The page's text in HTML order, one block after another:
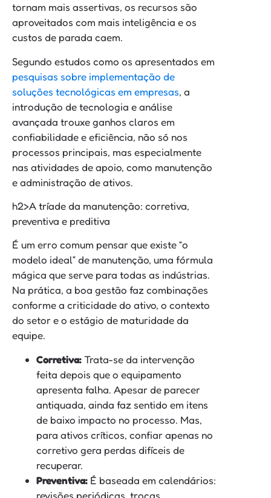
tornam mais assertivas, os recursos são
aproveitados com mais inteligência e os
custos de parada caem.
Segundo estudos como os apresentados em
pesquisas sobre implementação de
soluções tecnológicas em empresas, a
introdução de tecnologia e análise
avançada trouxe ganhos claros em
confiabilidade e eficiência, não só nos
processos principais, mas especialmente
nas atividades de apoio, como manutenção
e administração de ativos.
h2>A tríade da manutenção: corretiva,
preventiva e preditiva
É um erro comum pensar que existe “o
modelo ideal” de manutenção, uma fórmula
mágica que serve para todas as indústrias.
Na prática, a boa gestão faz combinações
conforme a criticidade do ativo, o contexto
do setor e o estágio de maturidade da
equipe.
Corretiva:Trata-se da intervenção
feita depois que o equipamento
apresenta falha. Apesar de parecer
antiquada, ainda faz sentido em itens
de baixo impacto no processo. Mas,
para ativos críticos, confiar apenas no
corretivo gera perdas difíceis de
recuperar.
Preventiva: É baseada em calendários:
revisões periódicas, trocas